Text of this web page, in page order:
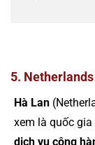
5.
Hà Lan
xem là quốc gia
dịch vụ công